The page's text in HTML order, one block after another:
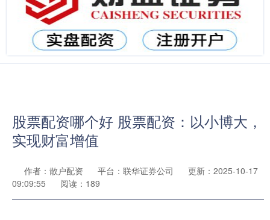
股票配资哪个好 股票配资：以小博大，
实现财富增值
作者：散户配资 平台：联华证券公司
更新：2025-10-17
09:09:55
阅读：189